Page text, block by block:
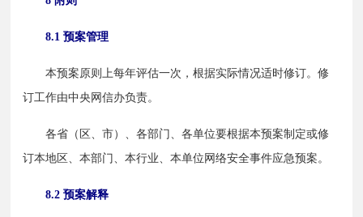
8.1 预案管理
本预案原则上每年评估一次，根据实际情况适时修订。修
订工作由中央网信办负责。
各省（区、市）、各部门、各单位要根据本预案制定或修
订本地区、本部门、本行业、本单位网络安全事件应急预案。
8.2 预案解释